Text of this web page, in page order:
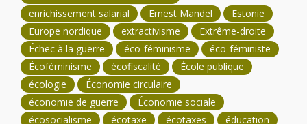
enrichissement salarial
Ernest Mandel
Estonie
Europe nordique
extractivisme
Extrême-droite
Échec à la guerre
éco-féminisme
éco-féministe
Écoféminisme
écofiscalité
École publique
écologie
Économie circulaire
économie de guerre
Économie sociale
écosocialisme
écotaxe écotaxes
éducation